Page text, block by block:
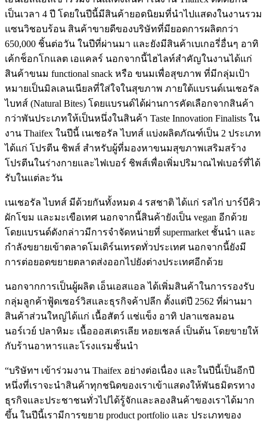
เป็นเวลา 4 ปี โดยในปีนี้มีสินค้ายอดนิยมที่นำไปแสดงในงานรวม
แซนวิชอบร้อน สินค้าขายดีของบริษัทที่มียอดการผลิตกว่า
650,000 ชิ้นต่อวัน ในปีที่ผ่านมา และยังมีสินค้าเบเกอรี่อื่นๆ อาทิ
เค้กช็อกโกแลต เอแคลร์ นอกจากนี้ไฮไลท์สำคัญในงานได้แก่
สินค้าขนม functional snack หรือ ขนมเพื่อสุขภาพ ที่มีกลุ่มเป้า
หมายเป็นมิลเลนเนียลที่ใส่ใจในสุขภาพ ภายใต้แบรนด์เนเชอรัล
ไบทส์ (Natural Bites) โดยแบรนด์ได้ผ่านการคัดเลือกจากสินค้า
กว่าพันประเภทให้เป็นหนึ่งในสินค้า Taste Innovation Finalists ใน
งาน Thaifex ในปีนี้ เนเชอรัล ไบทส์ แบ่งผลิตภัณฑ์เป็น 2 ประเภท
ได้แก่ โปรตีน ชิพส์ สำหรับผู้ที่มองหาขนมสุขภาพเสริมสร้าง
โปรตีนในร่างกายและไฟเบอร์ ชิพส์เพื่อเพิ่มปริมาณไฟเบอร์ที่ได้
รับในแต่ละวัน
เนเชอรัล ไบทส์ มีด้วยกันทั้งหมด 4 รสชาติ ได้แก่ รสไก่ บาร์บีคิว
ผักโขม และมะเขือเทศ นอกจากนี้สินค้ายังเป็น vegan อีกด้วย
โดยแบรนด์ดังกล่าวมีการจำจัดหน่ายที่ supermarket ชั้นนำ และ
กำลังขยายเข้าตลาดโมเดิร์นเทรดทั่วประเทศ นอกจากนี้ยังมี
การต่อยอดขยายตลาดส่งออกไปยังต่างประเทศอีกด้วย
นอกจากการเป็นผู้ผลิต เอ็นเอสแอล ได้เพิ่มสินค้าในการรองรับ
กลุ่มลูกค้าฟู้ดเซอร์วิสและธุรกิจค้าปลีก ตั้งแต่ปี 2562 ที่ผ่านมา
สินค้าส่วนใหญ่ได้แก่ เนื้อสัตว์ แช่แข็ง อาทิ ปลาแซลมอน
นอร์เวย์ ปลาหิมะ เนื้อออสเตรเลีย หอยเชลล์ เป็นต้น โดยขายให้
กับร้านอาหารและโรงแรมชั้นนำ
“บริษัทฯ เข้าร่วมงาน Thaifex อย่างต่อเนื่อง และในปีนี้เป็นอีกปี
หนึ่งที่เราจะนำสินค้าทุกชนิดของเราเข้าแสดงให้พันธมิตรทาง
ธุรกิจและประชาชนทั่วไปได้รู้จักและลองสินค้าของเราได้มาก
ขึ้น ในปีนี้เรามีการขยาย product portfolio และ ประเภทของ